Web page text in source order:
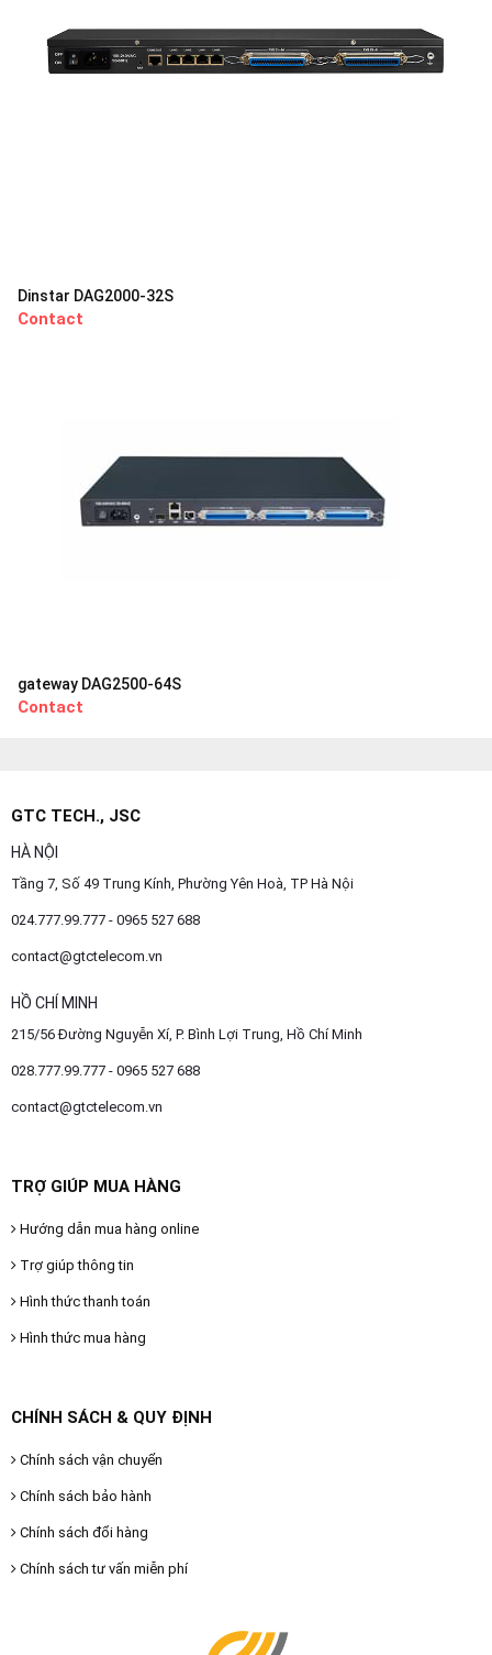
Dinstar DAG2000-32S
Contact
gateway DAG2500-64S
Contact
GTC TECH., JSC
HÀ NỘI
Tầng 7, Số 49 Trung Kính, Phường Yên Hoà, TP Hà Nội
024.777.99.777 - 0965 527 688
contact@gtctelecom.vn
HỒ CHÍ MINH
215/56 Đường Nguyễn Xí, P. Bình Lợi Trung, Hồ Chí Minh
028.777.99.777 - 0965 527 688
contact@gtctelecom.vn
TRỢ GIÚP MUA HÀNG
Hướng dẫn mua hàng online
Trợ giúp thông tin
Hình thức thanh toán
Hình thức mua hàng
CHÍNH SÁCH & QUY ĐỊNH
Chính sách vận chuyển
Chính sách bảo hành
Chính sách đổi hàng
Chính sách tư vấn miễn phí